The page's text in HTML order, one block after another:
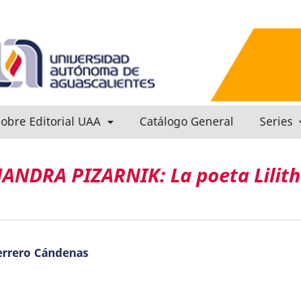
Editorial UAA Catálogo General Series
PIZARNIK: La poeta Lilith
Cándenas